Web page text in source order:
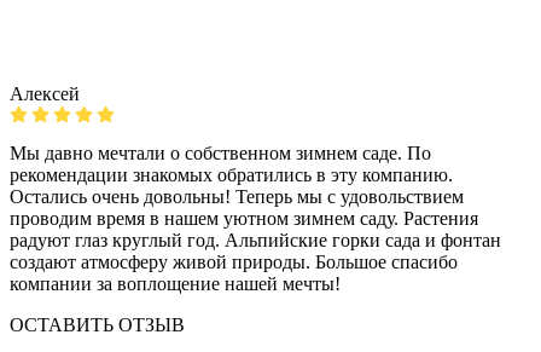
Алексей
Мы давно мечтали о собственном зимнем саде. По
рекомендации знакомых обратились в эту компанию.
Остались очень довольны! Теперь мы с удовольствием
проводим время в нашем уютном зимнем саду. Растения
радуют глаз круглый год. Альпийские горки сада и фонтан
создают атмосферу живой природы. Большое спасибо
компании за воплощение нашей мечты!
ОСТАВИТЬ ОТЗЫВ